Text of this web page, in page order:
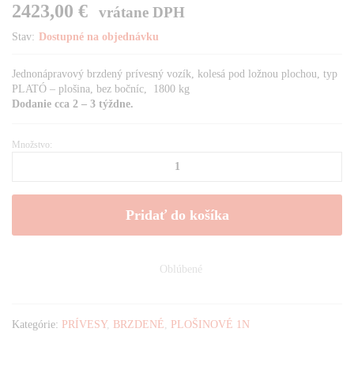
2423,00 € vrátane DPH
Stav: Dostupné na objednávku
Jednonápravový brzdený prívesný vozík, kolesá pod ložnou plochou, typ
PLATÓ – plošina, bez bočníc, 1800 kg
Dodanie cca 2 – 3 týždne.
Prívesný
x
cm,
Množstvo:
Pridať do košíka
Oblúbené
Kategórie: PRÍVESY, BRZDENÉ, PLOŠINOVÉ 1N